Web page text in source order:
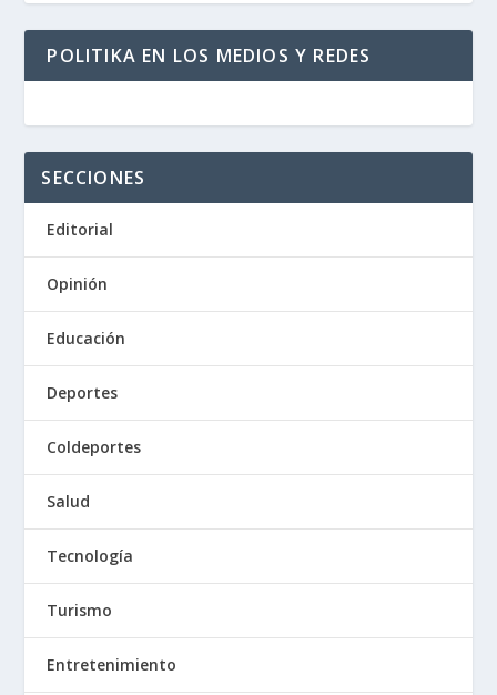
POLITIKA EN LOS MEDIOS Y REDES
SECCIONES
Editorial
Opinión
Educación
Deportes
Coldeportes
Salud
Tecnología
Turismo
Entretenimiento